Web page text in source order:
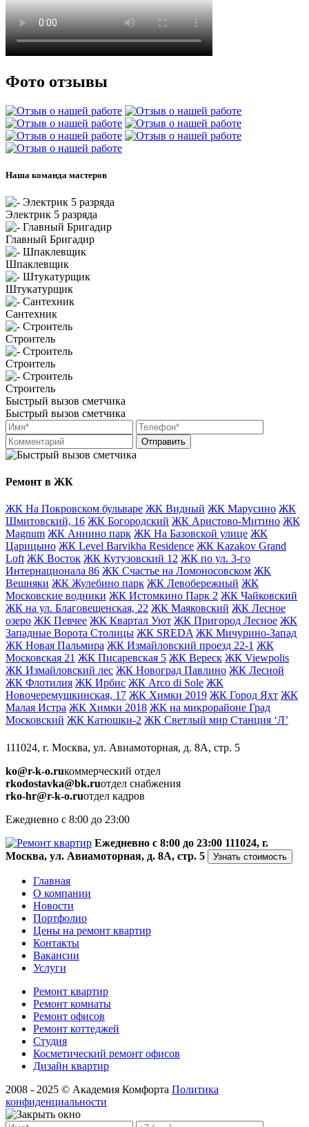
Фото отзывы
Наша команда мастеров
Электрик 5 разряда
Главный Бригадир
Шпаклевщик
Штукатурщик
Сантехник
Строитель
Строитель
Строитель
Быстрый вызов сметчика
Быстрый вызов сметчика
Отправить
Ремонт в ЖК
ЖК На Покровском бульваре ЖК Видный ЖК Марусино ЖК
Шмитовский, 16 ЖК Богородский ЖК Аристово-Митино ЖК
Magnum ЖК Аннино парк ЖК На Базовской улице ЖК
Царицыно ЖК Level Barvikha Residence ЖК Kazakov Grand
Loft ЖК Восток ЖК Кутузовский 12 ЖК по ул. 3-го
Интернационала 86 ЖК Счастье на Ломоносовском ЖК
Вешняки ЖК Жулебино парк ЖК Левобережный ЖК
Московские водники ЖК Истомкино Парк 2 ЖК Чайковский
ЖК на ул. Благовещенская, 22 ЖК Маяковский ЖК Лесное
озеро ЖК Певчее ЖК Квартал Уют ЖК Пригород Лесное ЖК
Западные Ворота Столицы ЖК SREDA ЖК Мичурино-Запад
ЖК Новая Пальмира ЖК Измайловский проезд 22-1 ЖК
Московская 21 ЖК Писаревская 5 ЖК Вереск ЖК Viewpolis
ЖК Измайловский лес ЖК Новоград Павлино ЖК Лесной
ЖК Флотилия ЖК Ирбис ЖК Arco di Sole ЖК
Новочеремушкинская, 17 ЖК Химки 2019 ЖК Город Яхт ЖК
Малая Истра ЖК Химки 2018 ЖК на микрорайоне Град
Московский ЖК Катюшки-2 ЖК Светлый мир Станция ‘Л’
111024, г. Москва, ул. Авиамоторная, д. 8А, стр. 5
ko@r-k-o.ruкоммерческий отдел
rkodostavka@bk.ruотдел снабжения
rko-hr@r-k-o.ruотдел кадров
Ежедневно с 8:00 до 23:00
Ежедневно с 8:00 до 23:00 111024, г.
Москва, ул. Авиамоторная, д. 8А, стр. 5
Узнать стоимость
Главная
О компании
Новости
Портфолио
Цены на ремонт квартир
Контакты
Вакансии
Услуги
Ремонт квартир
Ремонт комнаты
Ремонт офисов
Ремонт коттеджей
Студия
Косметический ремонт офисов
Дизайн квартир
2008 - 2025 © Академия Комфорта Политика
конфиденциальности